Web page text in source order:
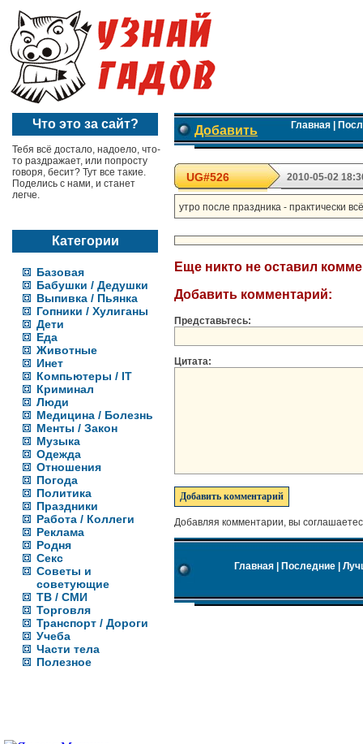
Что это за сайт?
Тебя всё достало, надоело, что-
то раздражает, или попросту
говоря, бесит? Тут все такие.
Поделись с нами, и станет
легче.
Категории
Базовая
Бабушки / Дедушки
Выпивка / Пьянка
Гопники / Хулиганы
Дети
Еда
Животные
Инет
Компьютеры / IT
Криминал
Люди
Медицина / Болезнь
Менты / Закон
Музыка
Одежда
Отношения
Погода
Политика
Праздники
Работа / Коллеги
Реклама
Родня
Секс
Советы и
советующие
ТВ / СМИ
Торговля
Транспорт / Дороги
Учеба
Части тела
Полезное
Добавить Главная|
UG#526 2010-05-02
утро после праздника - практически
Еще никто не оставил
Добавить комментарий:
Представьтесь:
Цитата:
Добавляя комментарии, вы
Главная Последние